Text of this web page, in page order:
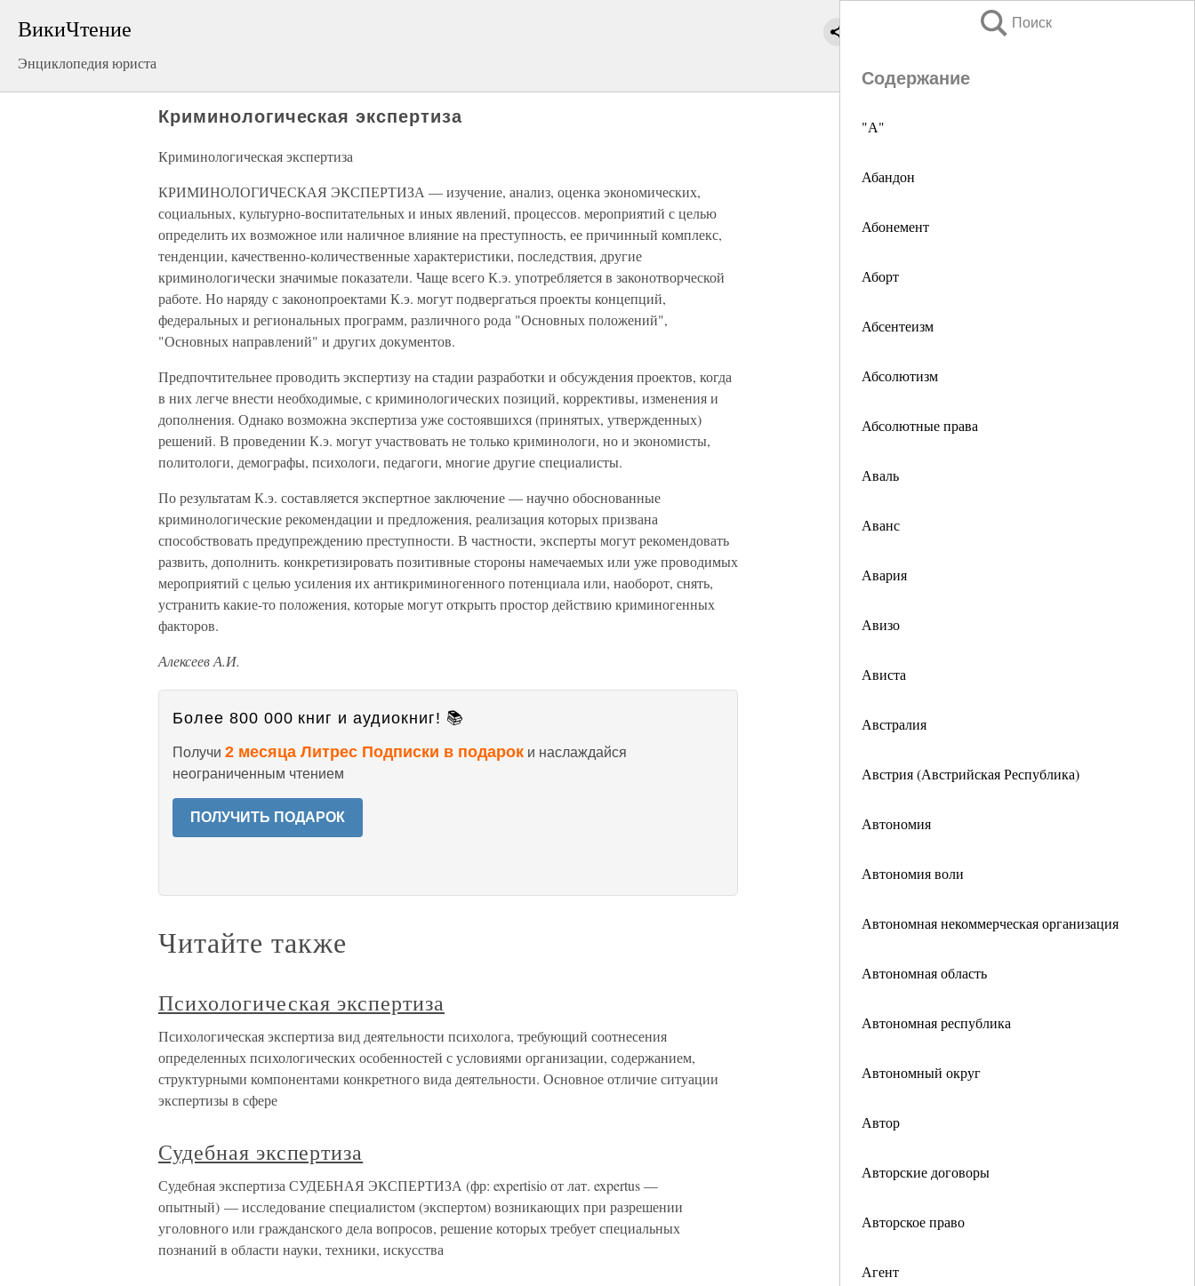
ВикиЧтение
Энциклопедия юриста
Поиск
Содержание
"А"
Абандон
Абонемент
Аборт
Абсентеизм
Абсолютизм
Абсолютные права
Аваль
Аванс
Авария
Авизо
Ависта
Австралия
Австрия (Австрийская Республика)
Автономия
Автономия воли
Автономная некоммерческая организация
Автономная область
Автономная республика
Автономный округ
Автор
Авторские договоры
Авторское право
Агент
Криминологическая экспертиза
Криминологическая экспертиза
КРИМИНОЛОГИЧЕСКАЯ ЭКСПЕРТИЗА — изучение, анализ, оценка экономических,
социальных, культурно-воспитательных и иных явлений, процессов. мероприятий с целью
определить их возможное или наличное влияние на преступность, ее причинный комплекс,
тенденции, качественно-количественные характеристики, последствия, другие
криминологически значимые показатели. Чаще всего К.э. употребляется в законотворческой
работе. Но наряду с законопроектами К.э. могут подвергаться проекты концепций,
федеральных и региональных программ, различного рода "Основных положений",
"Основных направлений" и других документов.
Предпочтительнее проводить экспертизу на стадии разработки и обсуждения проектов, когда
в них легче внести необходимые, с криминологических позиций, коррективы, изменения и
дополнения. Однако возможна экспертиза уже состоявшихся (принятых, утвержденных)
решений. В проведении К.э. могут участвовать не только криминологи, но и экономисты,
политологи, демографы, психологи, педагоги, многие другие специалисты.
По результатам К.э. составляется экспертное заключение — научно обоснованные
криминологические рекомендации и предложения, реализация которых призвана
способствовать предупреждению преступности. В частности, эксперты могут рекомендовать
развить, дополнить. конкретизировать позитивные стороны намечаемых или уже проводимых
мероприятий с целью усиления их антикриминогенного потенциала или, наоборот, снять,
устранить какие-то положения, которые могут открыть простор действию криминогенных
факторов.
Алексеев А.И.
Более 800 000 книг и аудиокниг! 📚
Получи 2 месяца Литрес Подписки в подарок и наслаждайся
неограниченным чтением
ПОЛУЧИТЬ ПОДАРОК
Читайте также
Психологическая экспертиза
Психологическая экспертиза вид деятельности психолога, требующий соотнесения
определенных психологических особенностей с условиями организации, содержанием,
структурными компонентами конкретного вида деятельности. Основное отличие ситуации
экспертизы в сфере
Судебная экспертиза
Судебная экспертиза СУДЕБНАЯ ЭКСПЕРТИЗА (фр: expertisio от лат. expertus —
опытный) — исследование специалистом (экспертом) возникающих при разрешении
уголовного или гражданского дела вопросов, решение которых требует специальных
познаний в области науки, техники, искусства